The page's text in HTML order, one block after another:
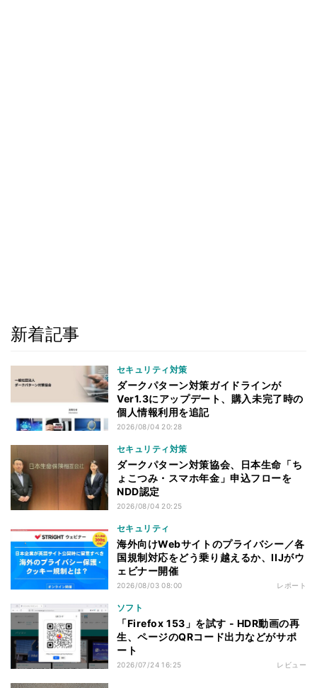
新着記事
セキュリティ対策
ダークパターン対策ガイドラインが
Ver1.3にアップデート、購入未完了時の
個人情報利用を追記
2026/08/04 20:28
セキュリティ対策
ダークパターン対策協会、日本生命「ち
ょこつみ・スマホ年金」申込フローを
NDD認定
2026/08/04 20:25
セキュリティ
海外向けWebサイトのプライバシー／各
国規制対応をどう乗り越えるか、IIJがウ
ェビナー開催
2026/08/03 08:00 レポート
ソフト
「Firefox 153」を試す - HDR動画の再
生、ページのQRコード出力などがサポ
ート
2026/07/24 16:25 レビュー